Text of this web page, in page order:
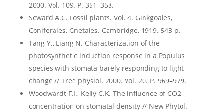
2000. Vol. 109. P. 351–358.
Seward A.C. Fossil plants. Vol. 4. Ginkgoales,
Coniferales, Gnetales. Cambridge, 1919. 543 p.
Tang Y., Liang N. Characterization of the
photosynthetic induction response in a Populus
species with stomata barely responding to light
change // Tree physiol. 2000. Vol. 20. Р. 969–979.
Woodwardt F.I., Kelly C.K. The influence of CO2
concentration on stomatal density // New Phytol.